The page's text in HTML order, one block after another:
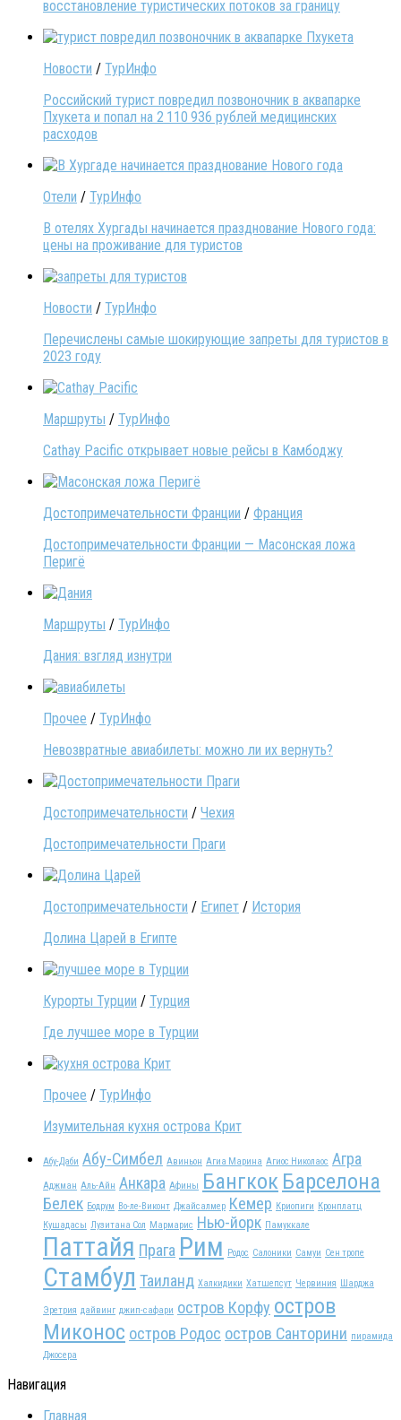
восстановление туристических потоков за границу
Новости / ТурИнфо
Российский турист повредил позвоночник в аквапарке
Пхукета и попал на 2 110 936 рублей медицинских
расходов
Отели / ТурИнфо
В отелях Хургады начинается празднование Нового года:
цены на проживание для туристов
Новости / ТурИнфо
Перечислены самые шокирующие запреты для туристов в
2023 году
Маршруты / ТурИнфо
Cathay Pacific открывает новые рейсы в Камбоджу
Достопримечательности Франции / Франция
Достопримечательности Франции — Масонская ложа
Перигё
Маршруты / ТурИнфо
Дания: взгляд изнутри
Прочее / ТурИнфо
Невозвратные авиабилеты: можно ли их вернуть?
Достопримечательности / Чехия
Достопримечательности Праги
Достопримечательности / Египет / История
Долина Царей в Египте
Курорты Турции / Турция
Где лучшее море в Турции
Прочее / ТурИнфо
Изумительная кухня острова Крит
Абу-Даби Абу-Симбел Авиньон Агиа Марина Агиос Николаос Агра
Аджман Аль-Айн Анкара Афины Бангкок Барселона
Белек Бодрум Во-ле-Виконт Джайсалмер Кемер Криопиги Кронплатц
Кушадасы Лузитана Сол Мармарис Нью-йорк Памуккале
Паттайя Прага Рим Родос Салоники Самуи Сен тропе
Стамбул Таиланд Халкидики Хатшепсут Червиния Шарджа
Эретрия дайвинг джип-сафари остров Корфу остров
Миконос остров Родос остров Санторини пирамида
Джосера
Навигация
Главная